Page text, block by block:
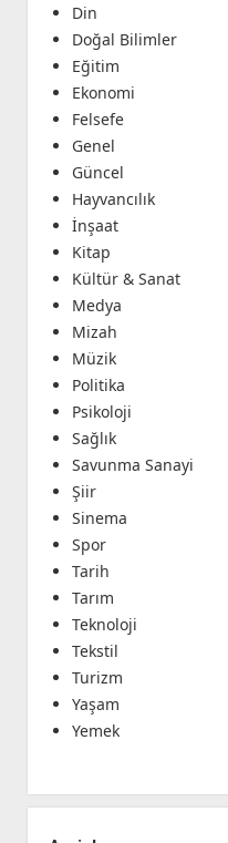
Din
Doğal Bilimler
Eğitim
Ekonomi
Felsefe
Genel
Güncel
Hayvancılık
İnşaat
Kitap
Kültür & Sanat
Medya
Mizah
Müzik
Politika
Psikoloji
Sağlık
Savunma Sanayi
Şiir
Sinema
Spor
Tarih
Tarım
Teknoloji
Tekstil
Turizm
Yaşam
Yemek